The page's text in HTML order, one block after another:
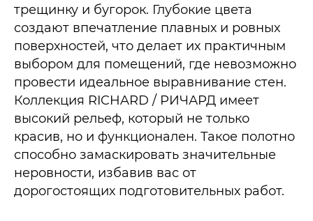
трещинку и бугорок. Глубокие цвета
создают впечатление плавных и ровных
поверхностей, что делает их практичным
выбором для помещений, где невозможно
провести идеальное выравнивание стен.
Коллекция RICHARD / РИЧАРД имеет
высокий рельеф, который не только
красив, но и функционален. Такое полотно
способно замаскировать значительные
неровности, избавив вас от
дорогостоящих подготовительных работ.​